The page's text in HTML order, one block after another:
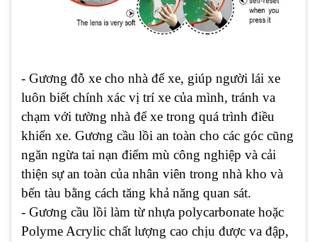
- Gương đỗ xe cho nhà để xe, giúp người lái xe
luôn biết chính xác vị trí xe của mình, tránh va
chạm với tường nhà để xe trong quá trình điều
khiển xe. Gương cầu lồi an toàn cho các góc cũng
ngăn ngừa tai nạn điểm mù công nghiệp và cải
thiện sự an toàn của nhân viên trong nhà kho và
bến tàu bằng cách tăng khả năng quan sát.
- Gương cầu lồi làm từ nhựa polycarbonate hoặc
Polyme Acrylic chất lượng cao chịu được va đập,